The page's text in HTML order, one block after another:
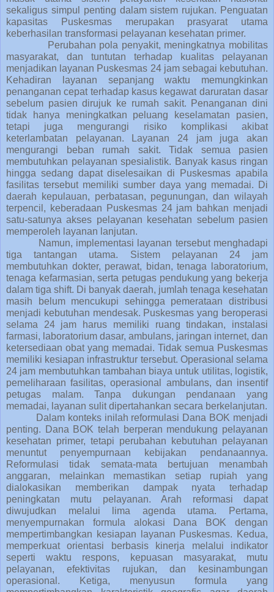
sekaligus simpul penting dalam sistem rujukan. Penguatan
kapasitas Puskesmas merupakan prasyarat utama
keberhasilan transformasi pelayanan kesehatan primer.
Perubahan pola penyakit, meningkatnya mobilitas
masyarakat, dan tuntutan terhadap kualitas pelayanan
menjadikan layanan Puskesmas 24 jam sebagai kebutuhan.
Kehadiran layanan sepanjang waktu memungkinkan
penanganan cepat terhadap kasus kegawat daruratan dasar
sebelum pasien dirujuk ke rumah sakit. Penanganan dini
tidak hanya meningkatkan peluang keselamatan pasien,
tetapi juga mengurangi risiko komplikasi akibat
keterlambatan pelayanan. Layanan 24 jam juga akan
mengurangi beban rumah sakit. Tidak semua pasien
membutuhkan pelayanan spesialistik. Banyak kasus ringan
hingga sedang dapat diselesaikan di Puskesmas apabila
fasilitas tersebut memiliki sumber daya yang memadai. Di
daerah kepulauan, perbatasan, pegunungan, dan wilayah
terpencil, keberadaan Puskesmas 24 jam bahkan menjadi
satu-satunya akses pelayanan kesehatan sebelum pasien
memperoleh layanan lanjutan.
Namun, implementasi layanan tersebut menghadapi
tiga tantangan utama. Sistem pelayanan 24 jam
membutuhkan dokter, perawat, bidan, tenaga laboratorium,
tenaga kefarmasian, serta petugas pendukung yang bekerja
dalam tiga shift. Di banyak daerah, jumlah tenaga kesehatan
masih belum mencukupi sehingga pemerataan distribusi
menjadi kebutuhan mendesak. Puskesmas yang beroperasi
selama 24 jam harus memiliki ruang tindakan, instalasi
farmasi, laboratorium dasar, ambulans, jaringan internet, dan
ketersediaan obat yang memadai. Tidak semua Puskesmas
memiliki kesiapan infrastruktur tersebut. Operasional selama
24 jam membutuhkan tambahan biaya untuk utilitas, logistik,
pemeliharaan fasilitas, operasional ambulans, dan insentif
petugas malam. Tanpa dukungan pendanaan yang
memadai, layanan sulit dipertahankan secara berkelanjutan.
Dalam konteks inilah reformulasi Dana BOK menjadi
penting. Dana BOK telah berperan mendukung pelayanan
kesehatan primer, tetapi perubahan kebutuhan pelayanan
menuntut penyempurnaan kebijakan pendanaannya.
Reformulasi tidak semata-mata bertujuan menambah
anggaran, melainkan memastikan setiap rupiah yang
dialokasikan memberikan dampak nyata terhadap
peningkatan mutu pelayanan. Arah reformasi dapat
diwujudkan melalui lima agenda utama. Pertama,
menyempurnakan formula alokasi Dana BOK dengan
mempertimbangkan kesiapan layanan Puskesmas. Kedua,
memperkuat orientasi berbasis kinerja melalui indikator
seperti waktu respons, kepuasan masyarakat, mutu
pelayanan, efektivitas rujukan, dan kesinambungan
operasional. Ketiga, menyusun formula yang